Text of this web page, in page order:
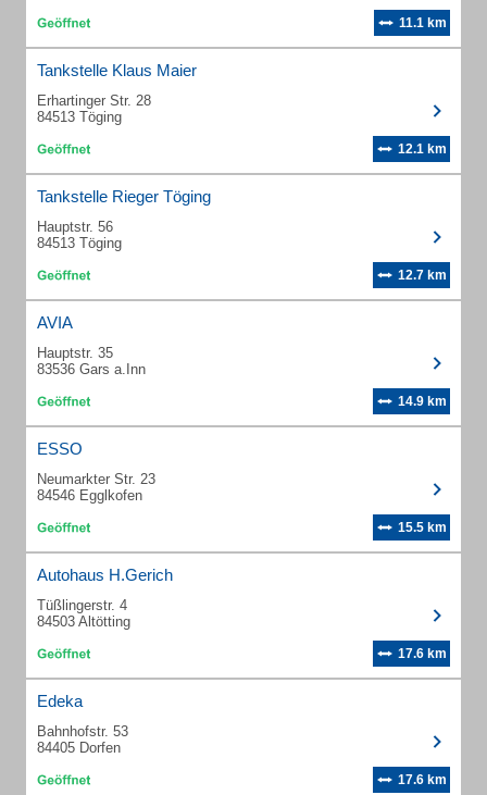
11.1 km
Tankstelle Klaus Maier
Erhartinger Str. 28
84513 Töging
12.1 km
Tankstelle Rieger Töging
Hauptstr. 56
84513 Töging
12.7 km
AVIA
Hauptstr. 35
83536 Gars a.Inn
14.9 km
ESSO
Neumarkter Str. 23
84546 Egglkofen
15.5 km
Autohaus H.Gerich
Tüßlingerstr. 4
84503 Altötting
17.6 km
Edeka
Bahnhofstr. 53
84405 Dorfen
17.6 km